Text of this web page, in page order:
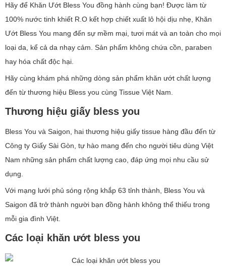
Hãy để Khăn Ướt Bless You đồng hành cùng bạn! Được làm từ
100% nước tinh khiết R.O kết hợp chiết xuất lô hội dịu nhẹ, Khăn
Ướt Bless You mang đến sự mềm mại, tươi mát và an toàn cho mọi
loại da, kể cả da nhạy cảm. Sản phẩm không chứa cồn, paraben
hay hóa chất độc hại.
Hãy cùng khám phá những dòng sản phẩm khăn ướt chất lượng
đến từ thương hiệu Bless you cùng Tissue Việt Nam.
Thương hiệu giấy bless you
Bless You và Saigon, hai thương hiệu giấy tissue hàng đầu đến từ
Công ty Giấy Sài Gòn, tự hào mang đến cho người tiêu dùng Việt
Nam những sản phẩm chất lượng cao, đáp ứng mọi nhu cầu sử
dụng.
Với mạng lưới phủ sóng rộng khắp 63 tỉnh thành, Bless You và
Saigon đã trở thành người bạn đồng hành không thể thiếu trong
mỗi gia đình Việt.
Các loại khăn ướt bless you